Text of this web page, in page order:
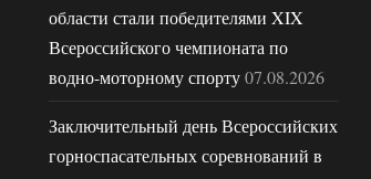
области стали победителями XIX
Всероссийского чемпионата по
водно-моторному спорту 07.08.2026
Заключительный день Всероссийских
горноспасательных соревнований в